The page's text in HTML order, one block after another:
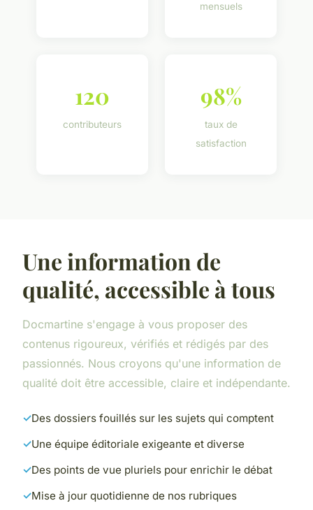
mensuels
120
contributeurs
98%
taux de
satisfaction
Une information de
qualité, accessible à tous
Docmartine s'engage à vous proposer des
contenus rigoureux, vérifiés et rédigés par des
passionnés. Nous croyons qu'une information de
qualité doit être accessible, claire et indépendante.
Des dossiers fouillés sur les sujets qui comptent
Une équipe éditoriale exigeante et diverse
Des points de vue pluriels pour enrichir le débat
Mise à jour quotidienne de nos rubriques